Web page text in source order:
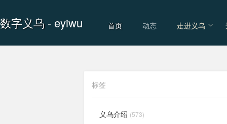
数字义乌 - eyiwu 首页 动态 走进义乌
标签
义乌介绍 (573)